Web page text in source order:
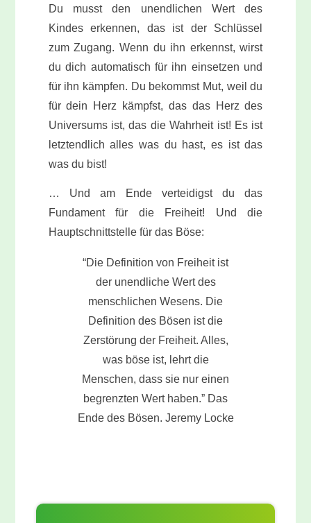
Du musst den unendlichen Wert des
Kindes erkennen, das ist der Schlüssel
zum Zugang. Wenn du ihn erkennst, wirst
du dich automatisch für ihn einsetzen und
für ihn kämpfen. Du bekommst Mut, weil du
für dein Herz kämpfst, das das Herz des
Universums ist, das die Wahrheit ist! Es ist
letztendlich alles was du hast, es ist das
was du bist!
… Und am Ende verteidigst du das
Fundament für die Freiheit! Und die
Hauptschnittstelle für das Böse:
“Die Definition von Freiheit ist
der unendliche Wert des
menschlichen Wesens. Die
Definition des Bösen ist die
Zerstörung der Freiheit. Alles,
was böse ist, lehrt die
Menschen, dass sie nur einen
begrenzten Wert haben.” Das
Ende des Bösen. Jeremy Locke